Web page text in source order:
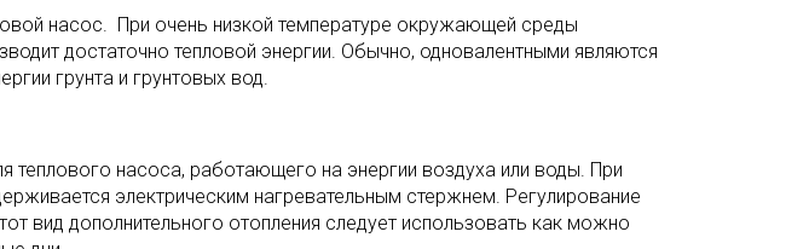
насос. При очень низкой температуре окружающей среды
достаточно тепловой энергии. Обычно, одновалентными являются
грунта и грунтовых вод.
теплового насоса, работающего на энергии воздуха или воды. При
электрическим нагревательным стержнем. Регулирование
вид дополнительного отопления следует использовать как можно